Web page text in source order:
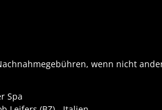
wenn nicht
Spa